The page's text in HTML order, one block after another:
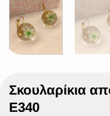
Σκουλαρίκια
Ε340